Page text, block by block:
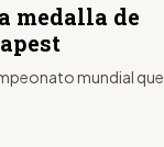
medalla de
mundial que